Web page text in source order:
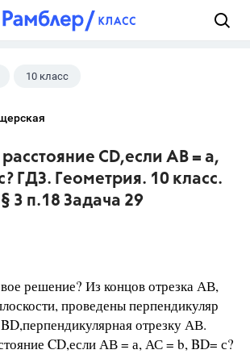
10 класс
CD,если АВ = а,
ГДЗ. Геометрия. 10 класс.
3 п.18 Задача 29
решение? Из концов отрезка АВ,
проведены перпендикуляр
отрезку АВ.
CD,если АВ = а, АС = b, BD= с?